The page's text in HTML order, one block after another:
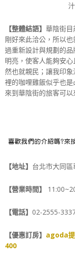
【整體結語】 華陰街
剛好來此洽公，所以
過重新設計與規劃的
明亮，使客人能夠安
然也就親民；讓我印
裡的咖哩雞飯似乎也
來到華陰街的旅客可
【地址】 台北市大同
【營業時間】
【電話】 02-2555-
【優惠訂房】 agoda
400